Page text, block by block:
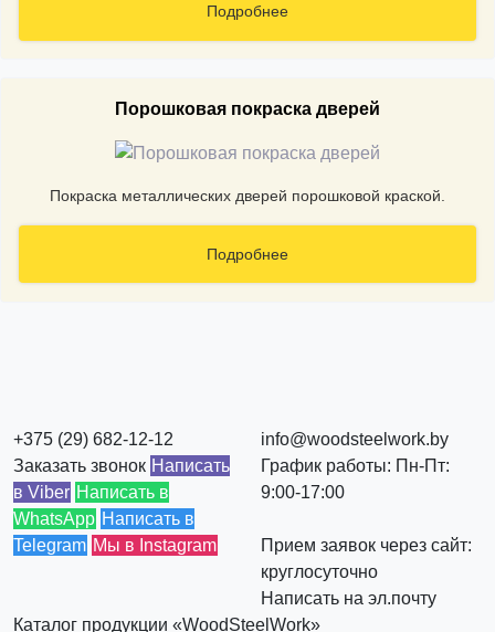
Подробнее
Порошковая покраска дверей
Покраска металлических дверей порошковой краской.
Подробнее
+375 (29) 682-12-12
Заказать звонок Написать
в Viber Написать в
WhatsApp Написать в
Telegram Мы в Instagram
info@woodsteelwork.by
График работы: Пн-Пт:
9:00-17:00
Прием заявок через сайт:
круглосуточно
Написать на эл.почту
Каталог продукции «WoodSteelWork»